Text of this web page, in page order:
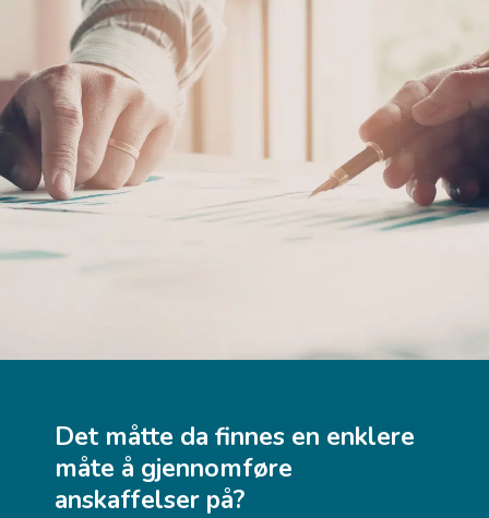
Det måtte da finnes en enklere
måte å gjennomføre
anskaffelser på?